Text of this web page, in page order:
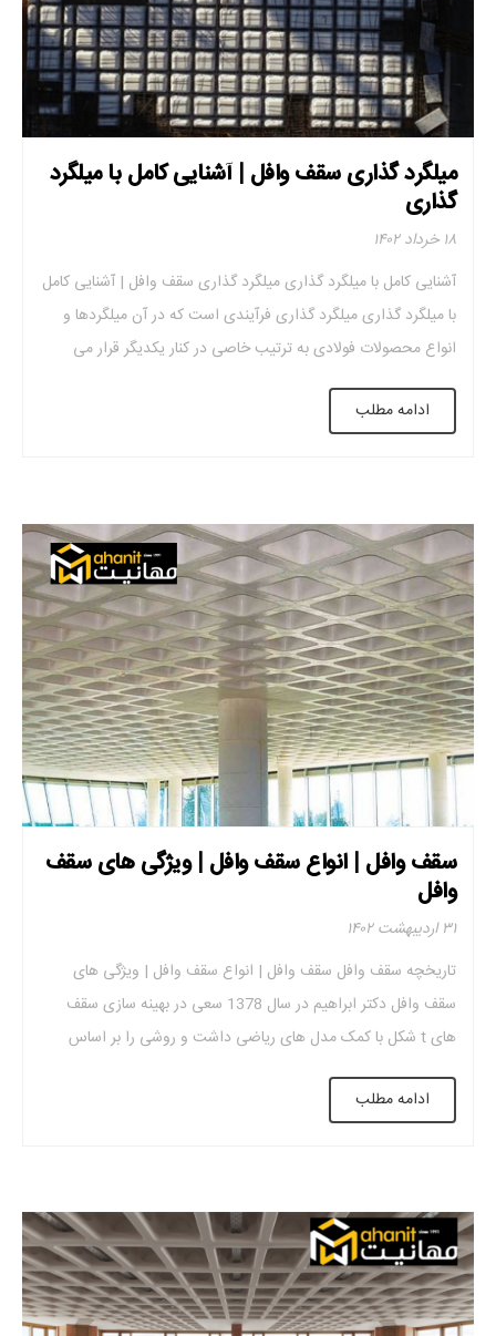
میلگرد گذاری سقف وافل | آشنایی کامل با میلگرد
گذاری
۱۸ خرداد ۱۴۰۲
آشنایی کامل با میلگرد گذاری میلگرد گذاری سقف وافل | آشنایی کامل
با میلگرد گذاری میلگرد گذاری فرآیندی است که در آن میلگردها و
انواع محصولات فولادی به ترتیب خاصی در کنار یکدیگر قرار می
گیرند. برای اتصال آنها از یک براکت فلزی استفاده می شود. نیروهای
کششی ساختمان توسط آرماتورها تقویت می شوند. به […]
ادامه مطلب
سقف وافل | انواع سقف وافل | ویژگی های سقف
وافل
۳۱ اردیبهشت ۱۴۰۲
تاریخچه سقف وافل سقف وافل | انواع سقف وافل | ویژگی های
سقف وافل دکتر ابراهیم در سال 1378 سعی در بهینه سازی سقف
های t شکل با کمک مدل های ریاضی داشت و روشی را بر اساس
طراحی دال یک طرفه با تکیه گاه ساده و بر اساس اصول طراحی
کشسان و استحکام نهایی […]
ادامه مطلب